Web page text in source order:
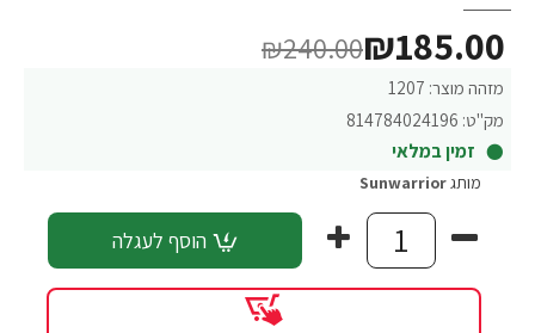
מזהה מוצר: 1207
מק"ט: 814784024196
זמין במלאי
₪185.00
₪240.00
מותגSunwarrior
הוסף לעגלה